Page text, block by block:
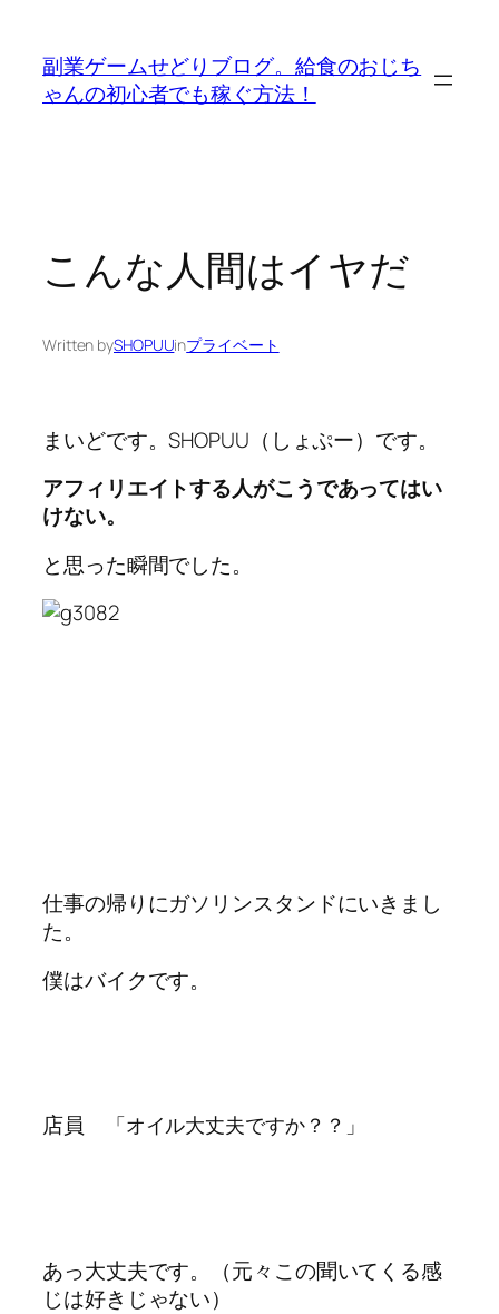
副業ゲームせどりブログ。給食のおじち
ゃんの初心者でも稼ぐ方法！
こんな人間はイヤだ
Written bySHOPUUinプライベート
まいどです。SHOPUU（しょぷー）です。
アフィリエイトする人がこうであってはい
けない。
と思った瞬間でした。
仕事の帰りにガソリンスタンドにいきまし
た。
僕はバイクです。
店員 「オイル大丈夫ですか？？」
あっ大丈夫です。（元々この聞いてくる感
じは好きじゃない）